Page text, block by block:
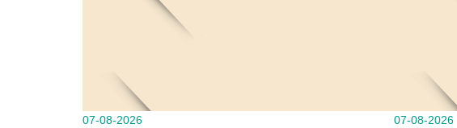
07-08-2026 07-08-2026